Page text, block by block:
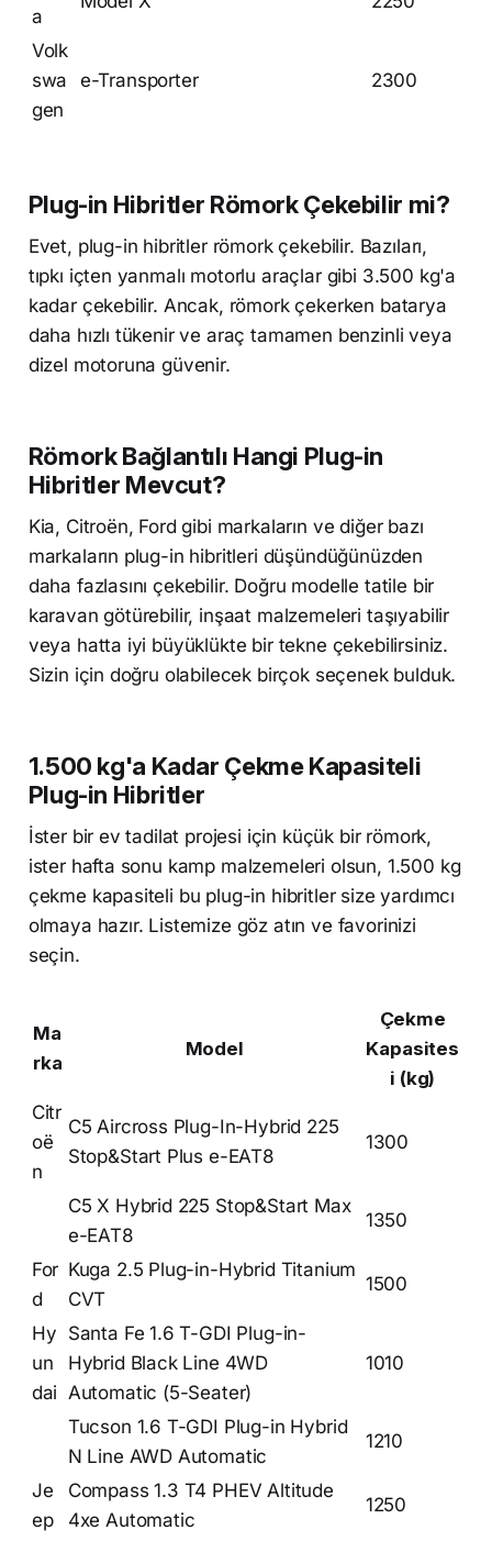
a
Volk
swa
gen
e-Transporter 2300
Plug-in Hibritler Römork Çekebilir mi?
Evet, plug-in hibritler römork çekebilir. Bazıları,
tıpkı içten yanmalı motorlu araçlar gibi 3.500 kg'a
kadar çekebilir. Ancak, römork çekerken batarya
daha hızlı tükenir ve araç tamamen benzinli veya
dizel motoruna güvenir.
Römork Bağlantılı Hangi Plug-in
Hibritler Mevcut?
Kia, Citroën, Ford gibi markaların ve diğer bazı
markaların plug-in hibritleri düşündüğünüzden
daha fazlasını çekebilir. Doğru modelle tatile bir
karavan götürebilir, inşaat malzemeleri taşıyabilir
veya hatta iyi büyüklükte bir tekne çekebilirsiniz.
Sizin için doğru olabilecek birçok seçenek bulduk.
1.500 kg'a Kadar Çekme Kapasiteli
Plug-in Hibritler
İster bir ev tadilat projesi için küçük bir römork,
ister hafta sonu kamp malzemeleri olsun, 1.500 kg
çekme kapasiteli bu plug-in hibritler size yardımcı
olmaya hazır. Listemize göz atın ve favorinizi
seçin.
Ma
rka
Model
Çekme
Kapasites
i (kg)
Citr
oë
n
C5 Aircross Plug-In-Hybrid 225
Stop&Start Plus e-EAT8
1300
C5 X Hybrid 225 Stop&Start Max
e-EAT8
1350
For
d
Kuga 2.5 Plug-in-Hybrid Titanium
CVT
1500
Hy
un
dai
Santa Fe 1.6 T-GDI Plug-in-
Hybrid Black Line 4WD
Automatic (5-Seater)
1010
Tucson 1.6 T-GDI Plug-in Hybrid
N Line AWD Automatic
1210
Je
ep
Compass 1.3 T4 PHEV Altitude
4xe Automatic
1250